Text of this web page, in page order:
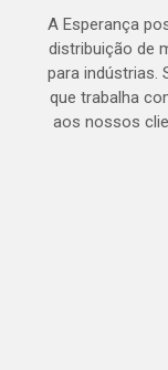
A Esperança
distribuição de
para indústrias.
que trabalha
aos nossos